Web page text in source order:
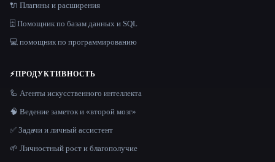
🔌 Плагины и расширения
🗄️ Помощник по базам данных и SQL
💻 помощник по программированию
⚡ПРОДУКТИВНОСТЬ
🦾 Агенты искусственного интеллекта
🧠 Ведение заметок и «второй мозг»
✅ Задачи и личный ассистент
🌱 Личностный рост и благополучие